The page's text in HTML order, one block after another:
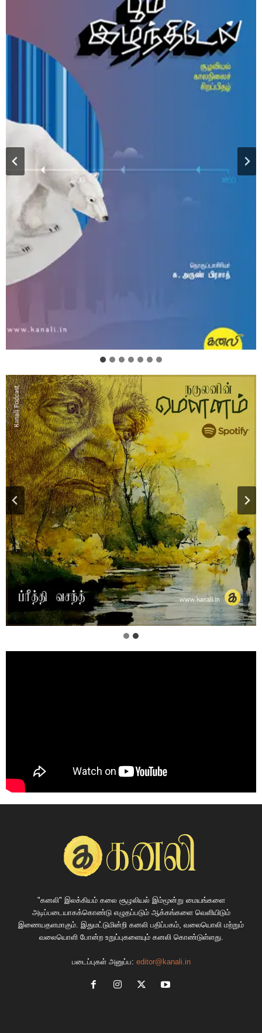
"கனலி" இலக்கியம் கலை சூழலியல் இம்மூன்று மையங்களை
அடிப்படையாகக்கொண்டு எழுதப்படும் ஆக்கங்களை வெளியிடும்
இணையதளமாகும். இதுமட்டுமின்றி கனலி பதிப்பகம், வலையொலி மற்றும்
வலையொளி போன்ற உறுப்புகளையும் கனலி கொண்டுள்ளது.
படைப்புகள் அனுப்ப: editor@kanali.in